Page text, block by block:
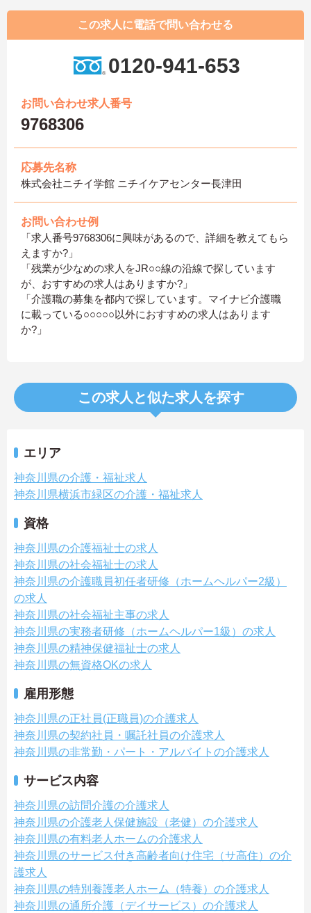
この求人に電話で問い合わせる
0120-941-653
お問い合わせ求人番号
9768306
応募先名称
株式会社ニチイ学館 ニチイケアセンター長津田
お問い合わせ例
「求人番号9768306に興味があるので、詳細を教えてもら
えますか?」
「残業が少なめの求人をJR○○線の沿線で探しています
が、おすすめの求人はありますか?」
「介護職の募集を都内で探しています。マイナビ介護職
に載っている○○○○○以外におすすめの求人はあります
か?」
この求人と似た求人を探す
エリア
神奈川県の介護・福祉求人
神奈川県横浜市緑区の介護・福祉求人
資格
神奈川県の介護福祉士の求人
神奈川県の社会福祉士の求人
神奈川県の介護職員初任者研修（ホームヘルパー2級）
の求人
神奈川県の社会福祉主事の求人
神奈川県の実務者研修（ホームヘルパー1級）の求人
神奈川県の精神保健福祉士の求人
神奈川県の無資格OKの求人
雇用形態
神奈川県の正社員(正職員)の介護求人
神奈川県の契約社員・嘱託社員の介護求人
神奈川県の非常勤・パート・アルバイトの介護求人
サービス内容
神奈川県の訪問介護の介護求人
神奈川県の介護老人保健施設（老健）の介護求人
神奈川県の有料老人ホームの介護求人
神奈川県のサービス付き高齢者向け住宅（サ高住）の介
護求人
神奈川県の特別養護老人ホーム（特養）の介護求人
神奈川県の通所介護（デイサービス）の介護求人